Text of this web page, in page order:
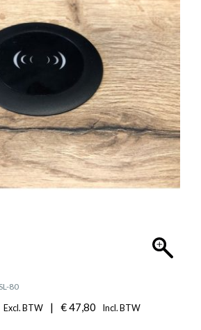
80
Excl. BTW | €47,80 Incl. BTW